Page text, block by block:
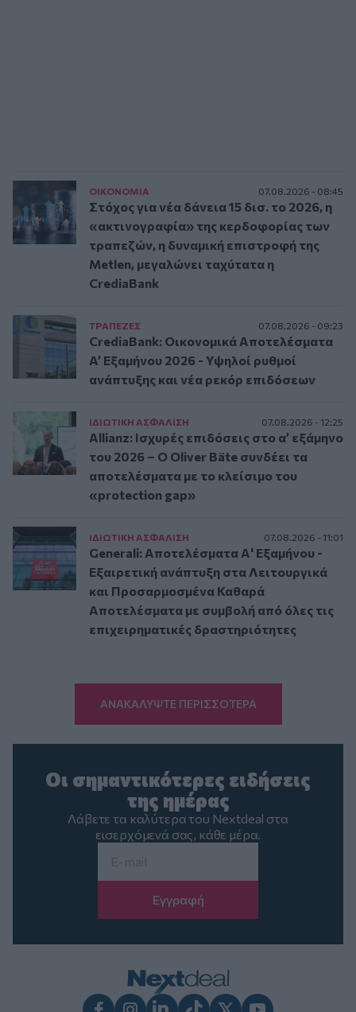
ΟΙΚΟΝΟΜΙΑ 07.08.2026 - 08:45
Στόχος για νέα δάνεια 15 δισ. το 2026, η
«ακτινογραφία» της κερδοφορίας των
τραπεζών, η δυναμική επιστροφή της
Metlen, μεγαλώνει ταχύτατα η
CrediaBank
ΤΡAΠΕΖΕΣ 07.08.2026 - 09:23
CrediaBank: Οικονομικά Αποτελέσματα
A’ Εξαμήνου 2026 - Υψηλοί ρυθμοί
ανάπτυξης και νέα ρεκόρ επιδόσεων
ΙΔΙΩΤΙΚΗ ΑΣΦAΛΙΣΗ 07.08.2026 - 12:25
Allianz: Ισχυρές επιδόσεις στο α’ εξάμηνο
του 2026 – Ο Oliver Bäte συνδέει τα
αποτελέσματα με το κλείσιμο του
«protection gap»
ΙΔΙΩΤΙΚΗ ΑΣΦAΛΙΣΗ 07.08.2026 - 11:01
Generali: Αποτελέσματα Α' Εξαμήνου -
Εξαιρετική ανάπτυξη στα Λειτουργικά
και Προσαρμοσμένα Καθαρά
Αποτελέσματα με συμβολή από όλες τις
επιχειρηματικές δραστηριότητες
ΑΝΑΚΑΛΥΨΤΕ ΠΕΡΙΣΣΟΤΕΡΑ
Οι σημαντικότερες ειδήσεις
της ημέρας
Λάβετε τα καλύτερα του Nextdeal στα
εισερχόμενά σας, κάθε μέρα.